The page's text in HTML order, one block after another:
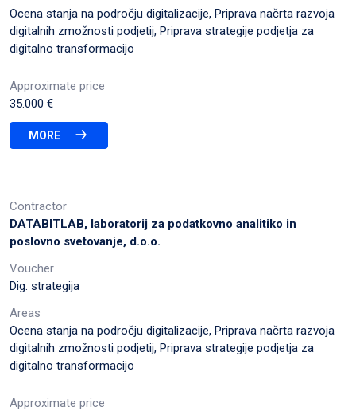
Ocena stanja na področju digitalizacije, Priprava načrta razvoja
digitalnih zmožnosti podjetij, Priprava strategije podjetja za
digitalno transformacijo
Approximate price
35.000 €
MORE
Contractor
DATABITLAB, laboratorij za podatkovno analitiko in
poslovno svetovanje, d.o.o.
Voucher
Dig. strategija
Areas
Ocena stanja na področju digitalizacije, Priprava načrta razvoja
digitalnih zmožnosti podjetij, Priprava strategije podjetja za
digitalno transformacijo
Approximate price